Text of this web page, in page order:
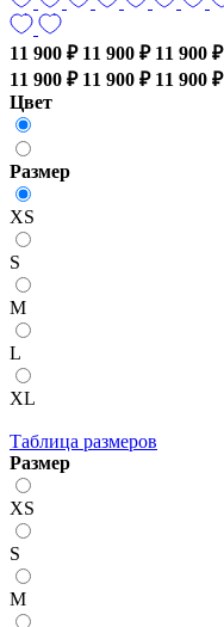
11 900 ₽ 11 900 ₽ 11 900 ₽
11 900 ₽ 11 900 ₽ 11 900 ₽
Цвет
Размер
XS
S
M
L
XL
Таблица размеров
Размер
XS
S
M